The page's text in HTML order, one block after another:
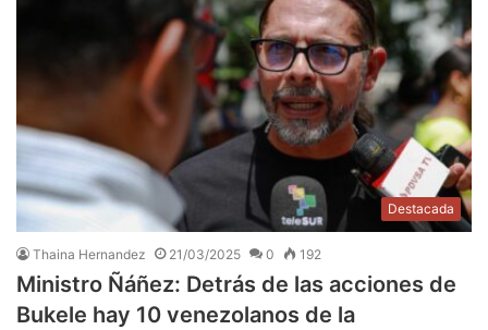
Destacada
Thaina Hernandez 21/03/2025 0 192
Ministro Ñáñez: Detrás de las acciones de
Bukele hay 10 venezolanos de la